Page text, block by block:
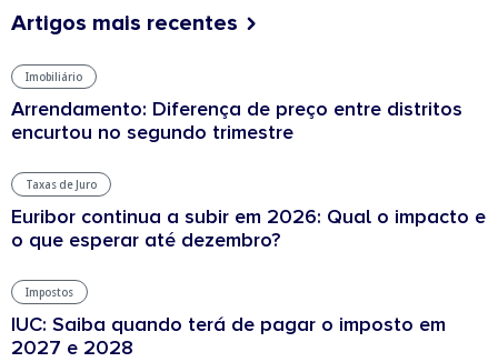
Artigos mais recentes
Imobiliário
Arrendamento: Diferença de preço entre distritos
encurtou no segundo trimestre
Taxas de Juro
Euribor continua a subir em 2026: Qual o impacto e
o que esperar até dezembro?
Impostos
IUC: Saiba quando terá de pagar o imposto em
2027 e 2028